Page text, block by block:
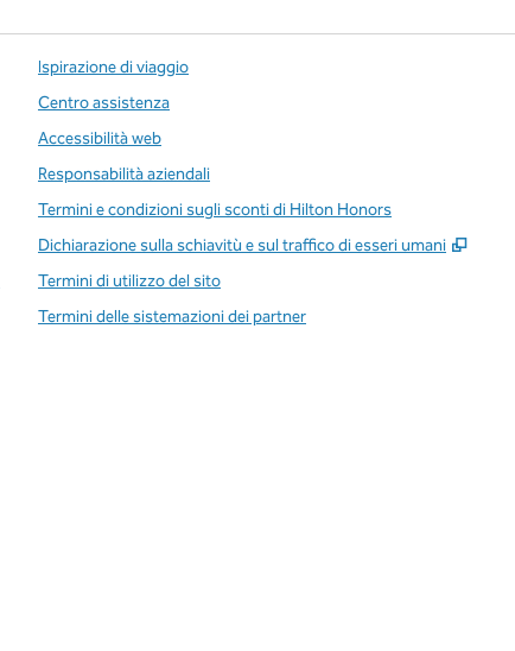
Ispirazione di viaggio
Centro assistenza
Accessibilità web
Responsabilità aziendali
Termini e condizioni sugli sconti di Hilton Honors
Dichiarazione sulla schiavitù e sul traffico di esseri umani
,
Termini di utilizzo del sito
Termini delle sistemazioni dei partner